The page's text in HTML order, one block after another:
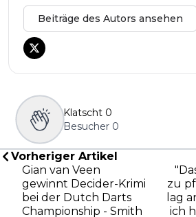
Beiträge des Autors ansehen
Klatscht 0
Besucher 0
Vorheriger Artikel
Gian van Veen
gewinnt Decider-Krimi
bei der Dutch Darts
Championship - Smith
zu
lag
ich